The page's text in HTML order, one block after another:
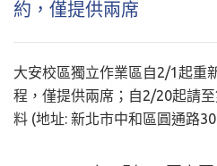
約，僅提供兩席
大安校區獨立作業區自2/1起重
程，僅提供兩席；自2/20起請
料 (地址: 新北市中和區圓通路